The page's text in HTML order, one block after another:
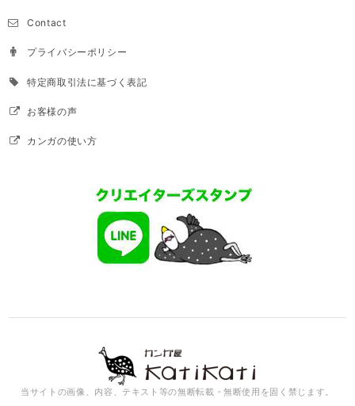
Contact
プライバシーポリシー
特定商取引法に基づく表記
お客様の声
カンガの使い方
当サイトの画像、内容、テキスト等の無断転載・無断使用を固く禁じます。